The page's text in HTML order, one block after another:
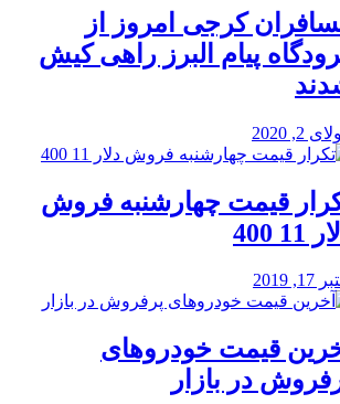
کرجی امروز از
پیام البرز راهی کیش
2, 2020
قیمت چهارشنبه فروش
400
2019
قیمت خودرو‌های
در بازار